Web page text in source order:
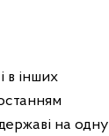
в інших
на одну